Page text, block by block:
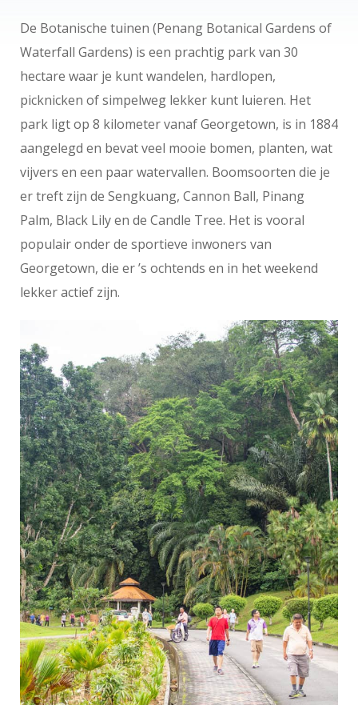
De Botanische tuinen (Penang Botanical Gardens of
Waterfall Gardens) is een prachtig park van 30
hectare waar je kunt wandelen, hardlopen,
picknicken of simpelweg lekker kunt luieren. Het
park ligt op 8 kilometer vanaf Georgetown, is in 1884
aangelegd en bevat veel mooie bomen, planten, wat
vijvers en een paar watervallen. Boomsoorten die je
er treft zijn de Sengkuang, Cannon Ball, Pinang
Palm, Black Lily en de Candle Tree. Het is vooral
populair onder de sportieve inwoners van
Georgetown, die er ’s ochtends en in het weekend
lekker actief zijn.